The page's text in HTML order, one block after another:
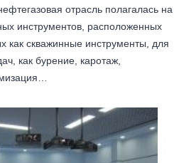
отрасль полагалась на
инструментов, расположенных
как скважинные инструменты, для
как бурение, каротаж,